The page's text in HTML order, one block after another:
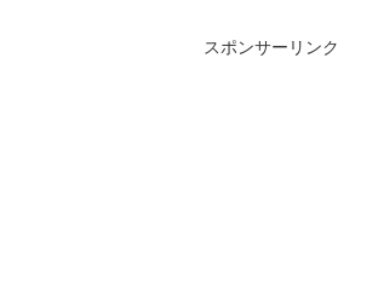
スポンサーリンク